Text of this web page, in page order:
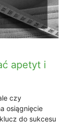
apetyt i
czy
osiągnięcie
do sukcesu